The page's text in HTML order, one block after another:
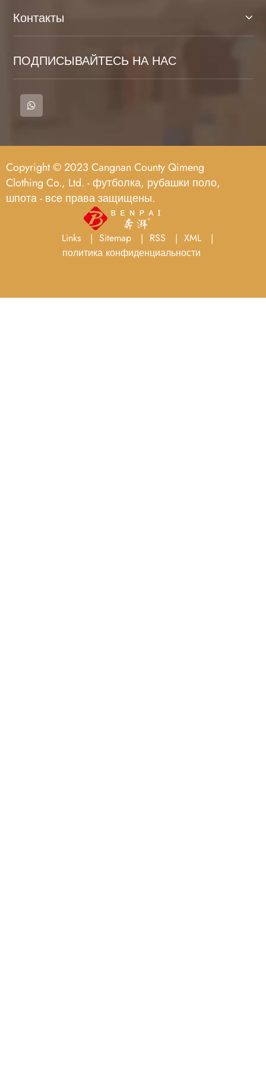
Контакты
ПОДПИСЫВАЙТЕСЬ НА НАС
Copyright © 2023 Cangnan County Qimeng
Clothing Co., Ltd. - футболка, рубашки поло,
шпота - все права защищены.
Links Sitemap RSS
XML
политика конфиденциальности